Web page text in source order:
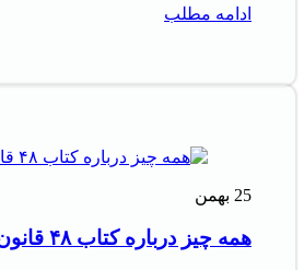
ادامه مطلب
25 بهمن
همه چیز درباره کتاب ۴۸ قانون قدرت